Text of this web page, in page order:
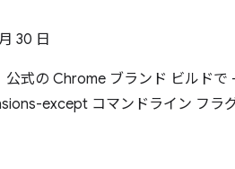
30 日
公式の Chrome ブランド ビルド
except コマンドライン フラ